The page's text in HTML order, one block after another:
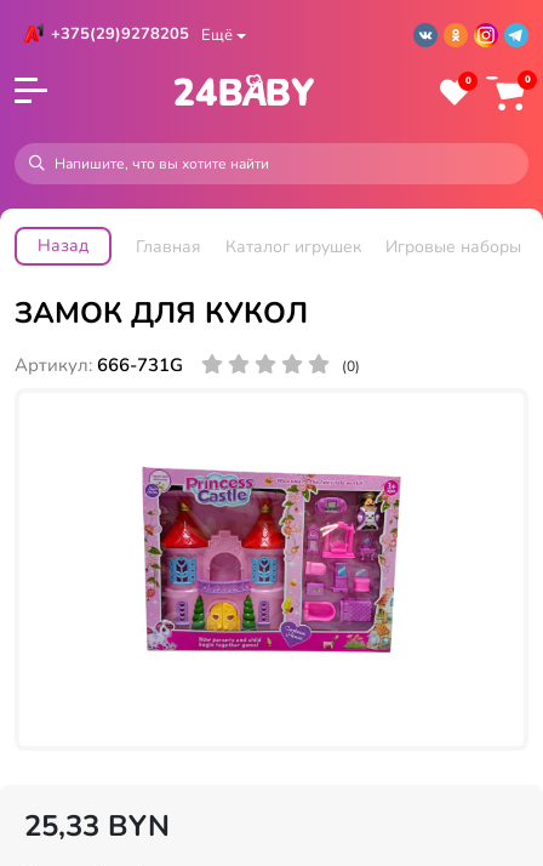
+375(29)9278205 Ещё
0 0
Назад Главная Каталог игрушек Игровые наборы
ЗАМОК ДЛЯ КУКОЛ
Артикул: 666-731G (0)
25,33 BYN